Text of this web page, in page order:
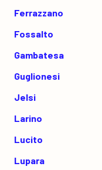
Ferrazzano
Fossalto
Gambatesa
Guglionesi
Jelsi
Larino
Lucito
Lupara